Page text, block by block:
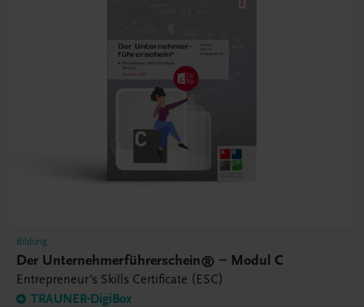
Bildung
Der Unternehmerführerschein® – Modul C
Entrepreneur's Skills Certificate (ESC)
TRAUNER-DigiBox